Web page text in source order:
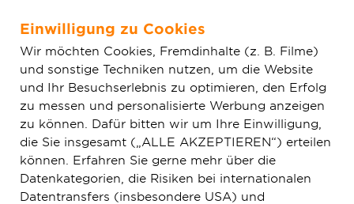
Zum Hauptinhalt springen
Aktuelles
Spatenstich in Limburg:
Deutsche GigaNetz startet Bau eines hochmodernen Glasfasernetzes
Einwilligung zu Cookies
Wir möchten Cookies, Fremdinhalte (z. B. Filme)
und sonstige Techniken nutzen, um die Website
und Ihr Besuchserlebnis zu optimieren, den Erfolg
zu messen und personalisierte Werbung anzeigen
zu können. Dafür bitten wir um Ihre Einwilligung,
die Sie insgesamt („ALLE AKZEPTIEREN“) erteilen
können. Erfahren Sie gerne mehr über die
Datenkategorien, die Risiken bei internationalen
Datentransfers (insbesondere USA) und